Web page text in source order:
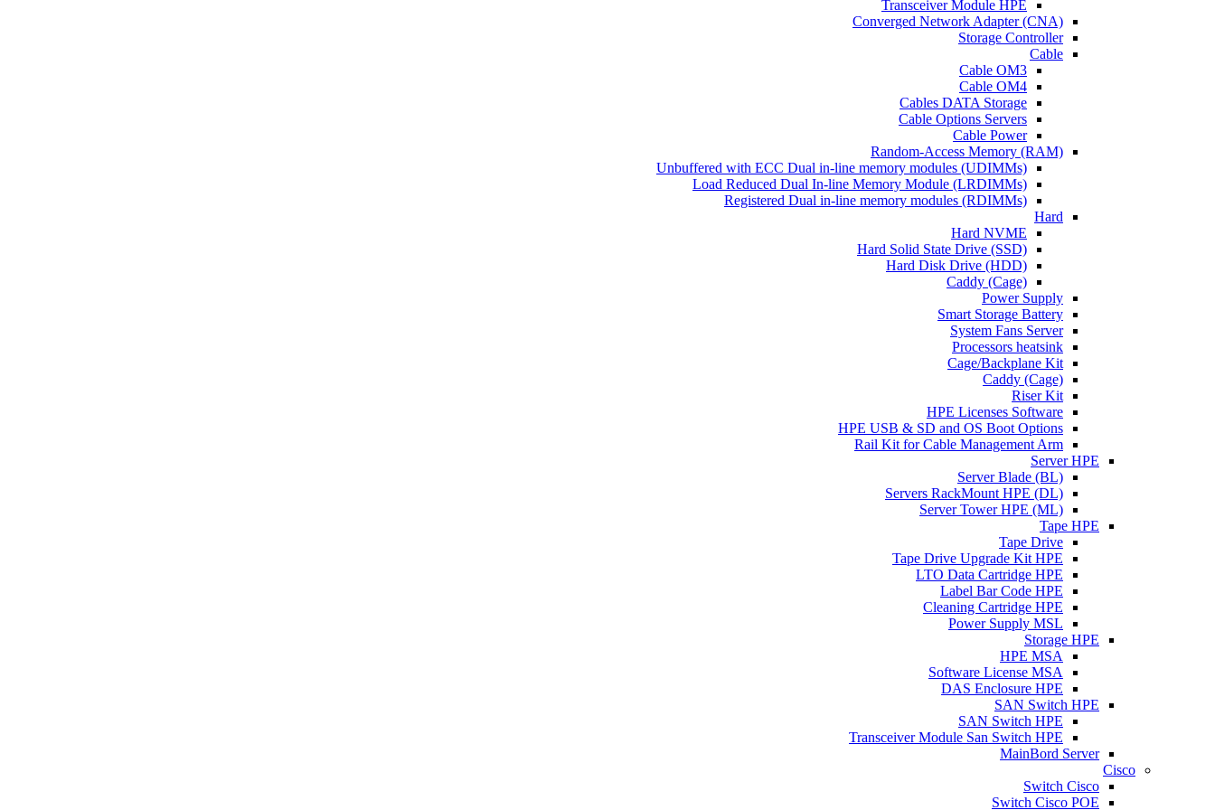
Transceiver Module HPE
Converged Network Adapter (CNA)
Storage Controller
Cable
Cable OM3
Cable OM4
Cables DATA Storage
Cable Options Servers
Cable Power
Random-Access Memory (RAM)
Unbuffered with ECC Dual in-line memory modules (UDIMMs)
Load Reduced Dual In-line Memory Module (LRDIMMs)
Registered Dual in-line memory modules (RDIMMs)
Hard
Hard NVME
Hard Solid State Drive (SSD)
Hard Disk Drive (HDD)
Caddy (Cage)
Power Supply
Smart Storage Battery
System Fans Server
Processors heatsink
Cage/Backplane Kit
Caddy (Cage)
Riser Kit
HPE Licenses Software
HPE USB & SD and OS Boot Options
Rail Kit for Cable Management Arm
Server HPE
Server Blade (BL)
Servers RackMount HPE (DL)
Server Tower HPE (ML)
Tape HPE
Tape Drive
Tape Drive Upgrade Kit HPE
LTO Data Cartridge HPE
Label Bar Code HPE
Cleaning Cartridge HPE
Power Supply MSL
Storage HPE
HPE MSA
Software License MSA
DAS Enclosure HPE
SAN Switch HPE
SAN Switch HPE
Transceiver Module San Switch HPE
MainBord Server
Cisco
Switch Cisco
Switch Cisco POE